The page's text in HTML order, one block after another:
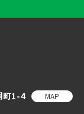
町1-4 MAP